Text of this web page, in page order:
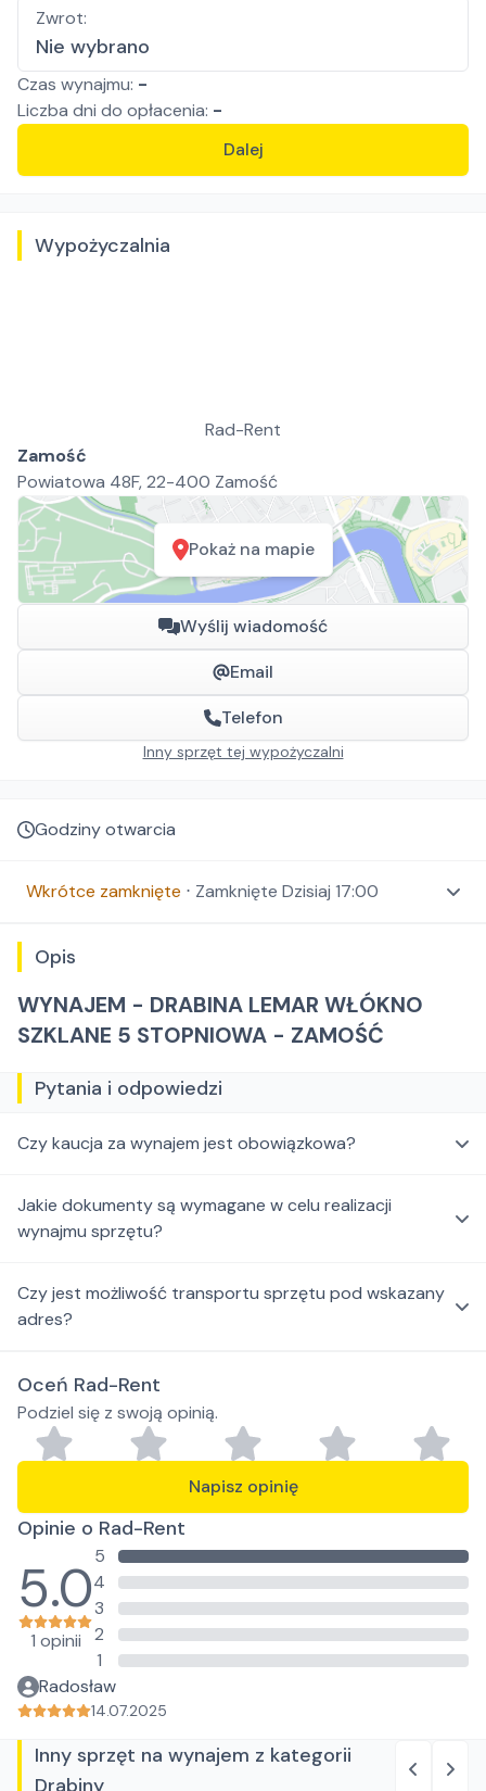
Zwrot:
Nie wybrano
Czas wynajmu: -
Liczba dni do opłacenia: -
Dalej
Wypożyczalnia
Rad-Rent
Zamość
Powiatowa 48F, 22-400 Zamość
Pokaż na mapie
Wyślij wiadomość
Email
Telefon
Inny sprzęt tej wypożyczalni
Godziny otwarcia
Wkrótce zamknięte ⋅ Zamknięte Dzisiaj 17:00
Opis
WYNAJEM - DRABINA LEMAR WŁÓKNO
SZKLANE 5 STOPNIOWA - ZAMOŚĆ
Pytania i odpowiedzi
Czy kaucja za wynajem jest obowiązkowa?
Jakie dokumenty są wymagane w celu realizacji
wynajmu sprzętu?
Czy jest możliwość transportu sprzętu pod wskazany
adres?
Oceń Rad-Rent
Podziel się z swoją opinią.
Napisz opinię
Opinie o Rad-Rent
5.0
1 opinii
5
4
3
2
1
Radosław
14.07.2025
Inny sprzęt na wynajem z kategorii
Drabiny